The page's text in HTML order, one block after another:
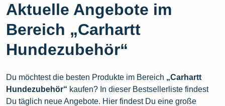
Aktuelle Angebote im
Bereich „Carhartt
Hundezubehör“
Du möchtest die besten Produkte im Bereich „Carhartt
Hundezubehör“ kaufen? In dieser Bestsellerliste findest
Du täglich neue Angebote. Hier findest Du eine große